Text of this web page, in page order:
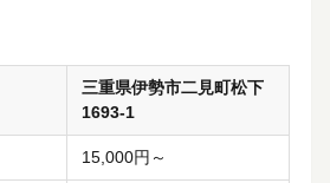
三重県伊勢市二見町松下
1693-1
15,000円～